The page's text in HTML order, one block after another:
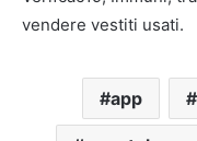
vendere vestiti usati.
app